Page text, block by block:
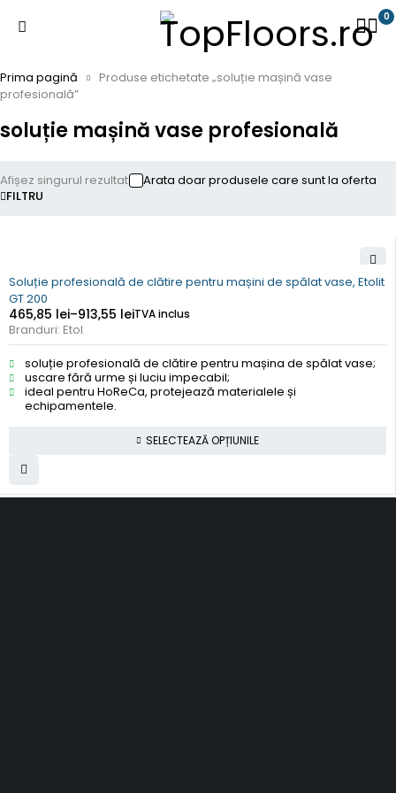
0
soluție mașină vase profesională
Prima pagină
Produse etichetate „soluție mașină vase
profesională”
FILTRU
Afișez singurul rezultat Arata doar produsele care sunt la oferta
Soluție profesională de clătire pentru mașini de spălat vase, Etolit
GT 200
465,85 lei–913,55 leiTVA inclus
Branduri: Etol
soluție profesională de clătire pentru mașina de spălat vase;
uscare fără urme și luciu impecabil;
ideal pentru HoReCa, protejează materialele și
echipamentele.
SELECTEAZĂ OPȚIUNILE